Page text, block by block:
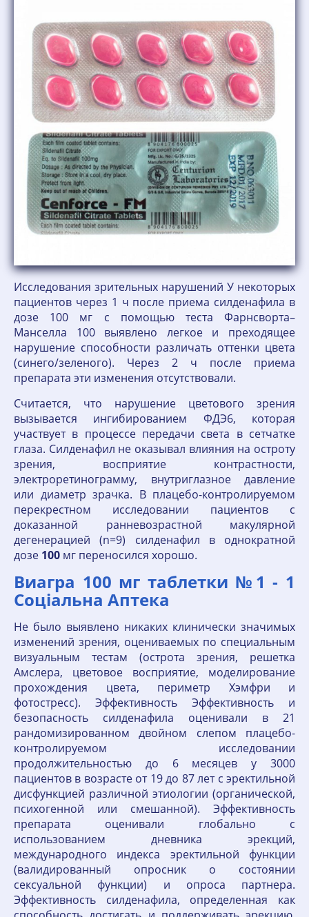
Исследования зрительных нарушений У некоторых
пациентов через 1 ч после приема силденафила в
дозе 100 мг с помощью теста Фарнсворта–
Манселла 100 выявлено легкое и преходящее
нарушение способности различать оттенки цвета
(синего/зеленого). Через 2 ч после приема
препарата эти изменения отсутствовали.
Считается, что нарушение цветового зрения
вызывается ингибированием ФДЭ6, которая
участвует в процессе передачи света в сетчатке
глаза. Силденафил не оказывал влияния на остроту
зрения, восприятие контрастности,
электроретинограмму, внутриглазное давление
или диаметр зрачка. В плацебо-контролируемом
перекрестном исследовании пациентов с
доказанной ранневозрастной макулярной
дегенерацией (n=9) силденафил в однократной
дозе 100 мг переносился хорошо.
Виагра 100 мг таблетки №1 - 1
Соціальна Аптека
Не было выявлено никаких клинически значимых
изменений зрения, оцениваемых по специальным
визуальным тестам (острота зрения, решетка
Амслера, цветовое восприятие, моделирование
прохождения цвета, периметр Хэмфри и
фотостресс). Эффективность Эффективность и
безопасность силденафила оценивали в 21
рандомизированном двойном слепом плацебо-
контролируемом исследовании
продолжительностью до 6 месяцев у 3000
пациентов в возрасте от 19 до 87 лет с эректильной
дисфункцией различной этиологии (органической,
психогенной или смешанной). Эффективность
препарата оценивали глобально с
использованием дневника эрекций,
международного индекса эректильной функции
(валидированный опросник о состоянии
сексуальной функции) и опроса партнера.
Эффективность силденафила, определенная как